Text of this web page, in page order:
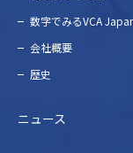
数字でみるVCA
会社概要
歴史
ニュース